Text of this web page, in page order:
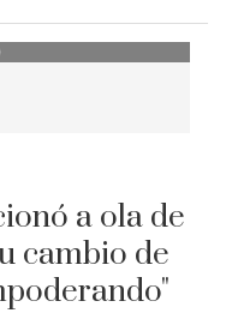
a ola de
cambio de